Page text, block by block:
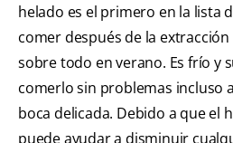
helado es el primero en la lista
comer después de la
sobre todo en verano. Es frío y
comerlo sin problemas incluso
boca delicada. Debido a que el
puede ayudar a disminuir